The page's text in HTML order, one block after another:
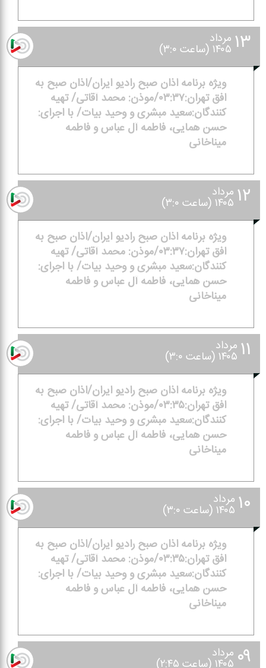
۱۳ مرداد
۱۴۰۵ (ساعت ۳:۰)
ویژه برنامه اذان صبح رادیو ایران/اذان صبح به
افق تهران:۰۳:۳۷/موذن: محمد آقاتی/ تهیه
كنندگان:سعید مبشری و وحید بیات/ با اجرای:
حسن همایی، فاطمه آل عباس و فاطمه
میناخانی
۱۲ مرداد
۱۴۰۵ (ساعت ۳:۰)
ویژه برنامه اذان صبح رادیو ایران/اذان صبح به
افق تهران:۰۳:۳۷/موذن: محمد آقاتی/ تهیه
كنندگان:سعید مبشری و وحید بیات/ با اجرای:
حسن همایی، فاطمه آل عباس و فاطمه
میناخانی
۱۱ مرداد
۱۴۰۵ (ساعت ۳:۰)
ویژه برنامه اذان صبح رادیو ایران/اذان صبح به
افق تهران:۰۳:۳۵/موذن: محمد آقاتی/ تهیه
كنندگان:سعید مبشری و وحید بیات/ با اجرای:
حسن همایی، فاطمه آل عباس و فاطمه
میناخانی
۱۰ مرداد
۱۴۰۵ (ساعت ۳:۰)
ویژه برنامه اذان صبح رادیو ایران/اذان صبح به
افق تهران:۰۳:۳۵/موذن: محمد آقاتی/ تهیه
كنندگان:سعید مبشری و وحید بیات/ با اجرای:
حسن همایی، فاطمه آل عباس و فاطمه
میناخانی
۰۹ مرداد